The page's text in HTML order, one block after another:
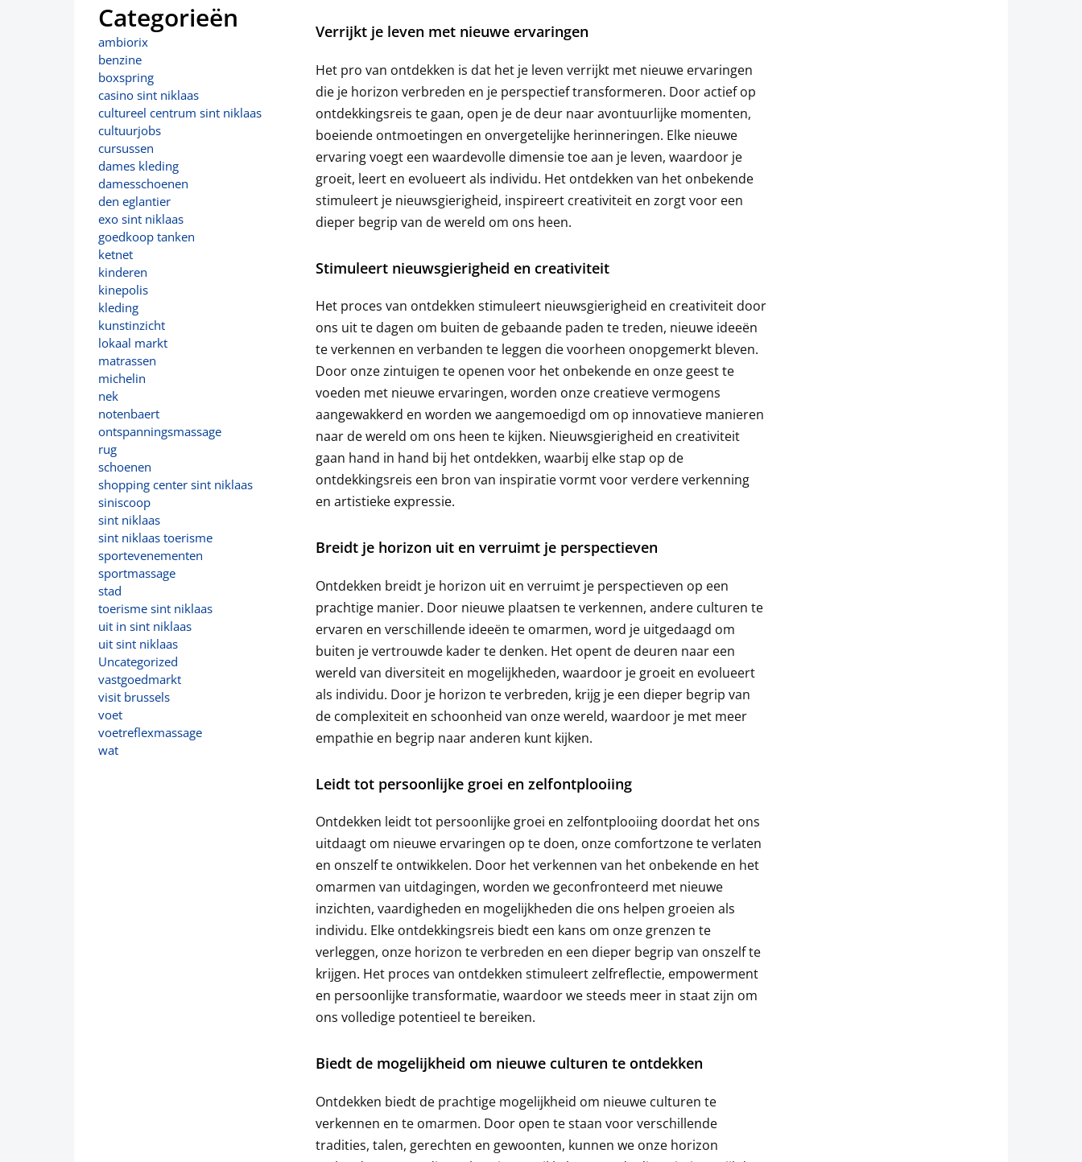
Categorieën
ambiorix
benzine
boxspring
casino sint niklaas
cultureel centrum sint niklaas
cultuurjobs
cursussen
dames kleding
damesschoenen
den eglantier
exo sint niklaas
goedkoop tanken
ketnet
kinderen
kinepolis
kleding
kunstinzicht
lokaal markt
matrassen
michelin
nek
notenbaert
ontspanningsmassage
rug
schoenen
shopping center sint niklaas
siniscoop
sint niklaas
sint niklaas toerisme
sportevenementen
sportmassage
stad
toerisme sint niklaas
uit in sint niklaas
uit sint niklaas
Uncategorized
vastgoedmarkt
visit brussels
voet
voetreflexmassage
wat
Verrijkt je leven met nieuwe ervaringen
Het pro van ontdekken is dat het je leven verrijkt met nieuwe ervaringen
die je horizon verbreden en je perspectief transformeren. Door actief op
ontdekkingsreis te gaan, open je de deur naar avontuurlijke momenten,
boeiende ontmoetingen en onvergetelijke herinneringen. Elke nieuwe
ervaring voegt een waardevolle dimensie toe aan je leven, waardoor je
groeit, leert en evolueert als individu. Het ontdekken van het onbekende
stimuleert je nieuwsgierigheid, inspireert creativiteit en zorgt voor een
dieper begrip van de wereld om ons heen.
Stimuleert nieuwsgierigheid en creativiteit
Het proces van ontdekken stimuleert nieuwsgierigheid en creativiteit door
ons uit te dagen om buiten de gebaande paden te treden, nieuwe ideeën
te verkennen en verbanden te leggen die voorheen onopgemerkt bleven.
Door onze zintuigen te openen voor het onbekende en onze geest te
voeden met nieuwe ervaringen, worden onze creatieve vermogens
aangewakkerd en worden we aangemoedigd om op innovatieve manieren
naar de wereld om ons heen te kijken. Nieuwsgierigheid en creativiteit
gaan hand in hand bij het ontdekken, waarbij elke stap op de
ontdekkingsreis een bron van inspiratie vormt voor verdere verkenning
en artistieke expressie.
Breidt je horizon uit en verruimt je perspectieven
Ontdekken breidt je horizon uit en verruimt je perspectieven op een
prachtige manier. Door nieuwe plaatsen te verkennen, andere culturen te
ervaren en verschillende ideeën te omarmen, word je uitgedaagd om
buiten je vertrouwde kader te denken. Het opent de deuren naar een
wereld van diversiteit en mogelijkheden, waardoor je groeit en evolueert
als individu. Door je horizon te verbreden, krijg je een dieper begrip van
de complexiteit en schoonheid van onze wereld, waardoor je met meer
empathie en begrip naar anderen kunt kijken.
Leidt tot persoonlijke groei en zelfontplooiing
Ontdekken leidt tot persoonlijke groei en zelfontplooiing doordat het ons
uitdaagt om nieuwe ervaringen op te doen, onze comfortzone te verlaten
en onszelf te ontwikkelen. Door het verkennen van het onbekende en het
omarmen van uitdagingen, worden we geconfronteerd met nieuwe
inzichten, vaardigheden en mogelijkheden die ons helpen groeien als
individu. Elke ontdekkingsreis biedt een kans om onze grenzen te
verleggen, onze horizon te verbreden en een dieper begrip van onszelf te
krijgen. Het proces van ontdekken stimuleert zelfreflectie, empowerment
en persoonlijke transformatie, waardoor we steeds meer in staat zijn om
ons volledige potentieel te bereiken.
Biedt de mogelijkheid om nieuwe culturen te ontdekken
Ontdekken biedt de prachtige mogelijkheid om nieuwe culturen te
verkennen en te omarmen. Door open te staan voor verschillende
tradities, talen, gerechten en gewoonten, kunnen we onze horizon